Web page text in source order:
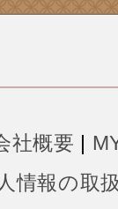
社概要 |
情報の取